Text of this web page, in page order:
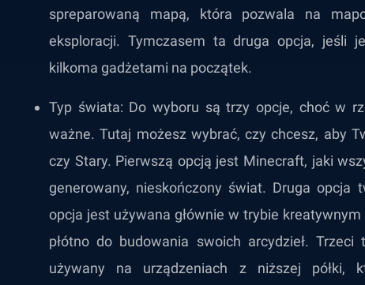
spreparowaną mapą, która pozwala na
eksploracji. Tymczasem ta druga opcja, jeśli
kilkoma gadżetami na początek.
Typ świata: Do wyboru są trzy opcje, choć w
ważne. Tutaj możesz wybrać, czy chcesz, aby
czy Stary. Pierwszą opcją jest Minecraft, jaki
generowany, nieskończony świat. Druga opcja
opcja jest używana głównie w trybie
płótno do budowania swoich arcydzieł.
używany na urządzeniach z niższej